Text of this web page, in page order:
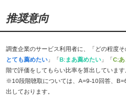
推奨意向
調査企業のサービス利用者に、「どの程度
とても薦めたい 」「B:まあ薦めたい 」「C:あ
階で評価をしてもらい比率を算出しています
※10段階聴取については、A=9-10回答、
出しております。